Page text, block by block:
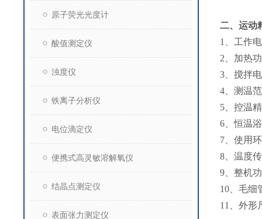
原子荧光光度计
酸值测定仪
浊度仪
铁离子分析仪
电位滴定仪
便携式高灵敏溶解氧仪
结晶点测定仪
表面张力测定仪
二、 运动
1、工作
2、加
3、搅拌
4、测温
5、控
6、恒
7、使
8、温度
9、整机
10、毛
11、外